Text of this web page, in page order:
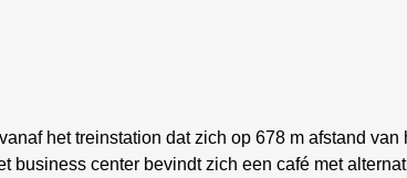
het treinstation dat zich op 678 m afstand van
business center bevindt zich een café met